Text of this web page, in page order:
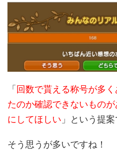
「 回数で貰える称号が多
たのか確認できないもの
にしてほしい 」という提案
そう思うが多いですね！